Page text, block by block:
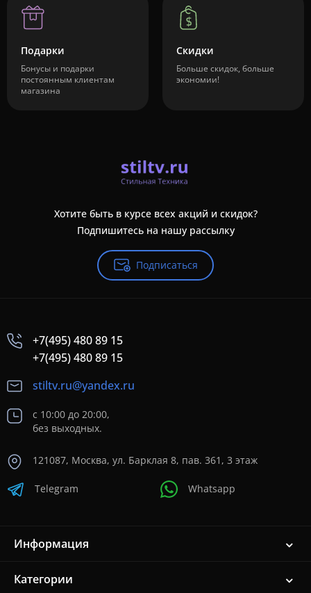
Подарки
Бонусы и подарки
постоянным клиентам
магазина
Скидки
Больше скидок, больше
экономии!
Хотите быть в курсе всех акций и скидок?
Подпишитесь на нашу рассылку
Подписаться
+7(495) 480 89 15
+7(495) 480 89 15
stiltv.ru@yandex.ru
с 10:00 до 20:00,
без выходных.
121087, Москва, ул. Барклая 8, пав. 361, 3 этаж
Telegram Whatsapp
Информация
Категории